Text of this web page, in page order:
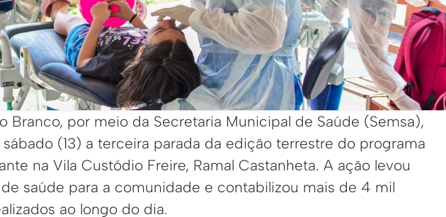
Branco, por meio da Secretaria Municipal de Saúde (Semsa),
(13) a terceira parada da edição terrestre do programa
na Vila Custódio Freire, Ramal Castanheta. A ação levou
saúde para a comunidade e contabilizou mais de 4 mil
ao longo do dia.